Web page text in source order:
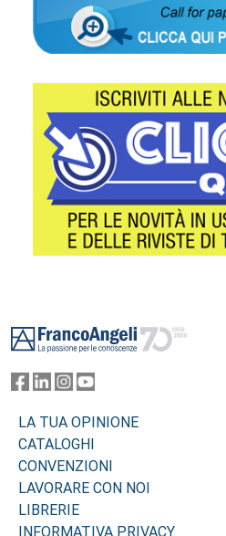
LA TUA OPINIONE
CATALOGHI
CONVENZIONI
LAVORARE CON NOI
LIBRERIE
INFORMATIVA PRIVACY